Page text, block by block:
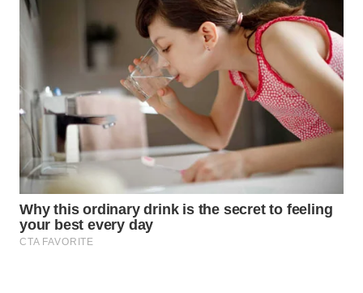
KONSUMEN
MASYARAKAT
KELISTRIKAN
WALINKI
MAWAKA
ID
MARTABAT